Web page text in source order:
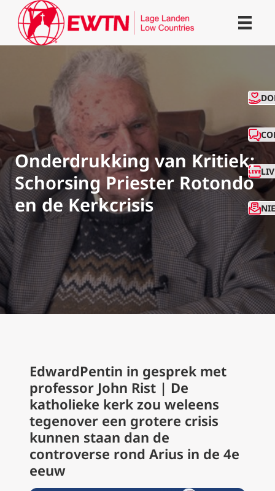
Onderdrukking van Kritiek:
Schorsing Priester Rotondo
en de Kerkcrisis
EdwardPentin in gesprek met
professor John Rist | De
katholieke kerk zou weleens
tegenover een grotere crisis
kunnen staan dan de
controverse rond Arius in de 4e
eeuw